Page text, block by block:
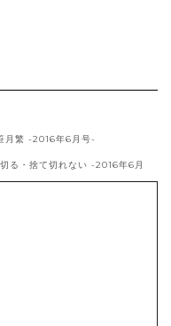
月繁 -2016年6月号-
る・捨て切れない -2016年6月